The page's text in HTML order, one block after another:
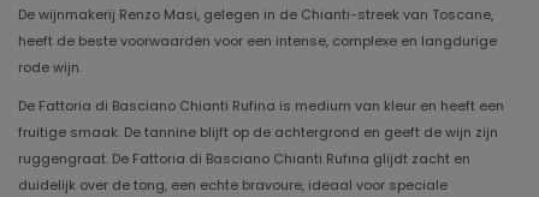
De wijnmakerij Renzo Masi, gelegen in de Chianti-streek van Toscane,
heeft de beste voorwaarden voor een intense, complexe en langdurige
rode wijn.
De Fattoria di Basciano Chianti Rufina is medium van kleur en heeft een
fruitige smaak. De tannine blijft op de achtergrond en geeft de wijn zijn
ruggengraat. De Fattoria di Basciano Chianti Rufina glijdt zacht en
duidelijk over de tong, een echte bravoure, ideaal voor speciale